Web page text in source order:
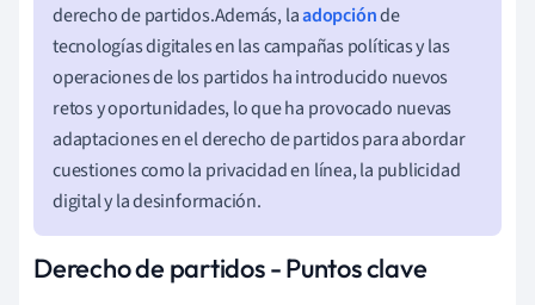
derecho de partidos.Además, laadopciónde
tecnologías digitales en las campañas políticas y las
operaciones de los partidos ha introducido nuevos
retos y oportunidades, lo que ha provocado nuevas
adaptaciones en el derecho de partidos para abordar
cuestiones como la privacidad en línea, la publicidad
digital y la desinformación.
Derecho de partidos - Puntos clave